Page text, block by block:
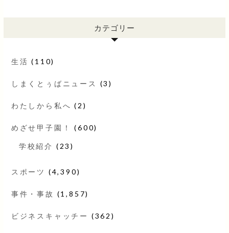
カテゴリー
生活 (110)
しまくとぅばニュース (3)
わたしから私へ (2)
めざせ甲子園！ (600)
学校紹介 (23)
スポーツ (4,390)
事件・事故 (1,857)
ビジネスキャッチー (362)